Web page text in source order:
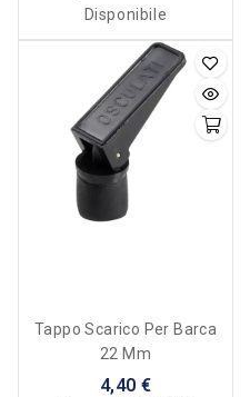
Disponibile
Tappo Scarico Per Barca
22 Mm
4,40 €